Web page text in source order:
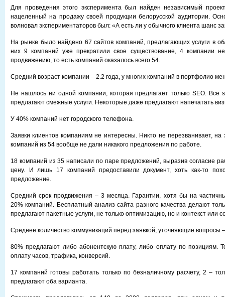
Для проведения этого эксперимента был найден независимый
нацеленный на продажу своей продукции белорусской аудитории.
волновал экспериментаторов был: «А есть ли у обычного клиента шанс
На рынке было найдено 67 сайтов компаний, предлагающих услуги в
них 9 компаний уже прекратили свое существование, 4 компании
продвижению, то есть компаний оказалось всего 54.
Средний возраст компании – 2.2 года, у многих компаний в портфолио
Не нашлось ни одной компании, которая предлагает только SEO. Все
предлагают смежные услуги. Некоторые даже предлагают напечатать
У 40% компаний нет городского телефона.
Заявки клиентов компаниям не интересны. Никто не перезванивает, на
компаний из 54 вообще не дали никакого предложения по работе.
18 компаний из 35 написали по паре предложений, выразив согласие
цену. И лишь 17 компаний предоставили документ, хоть как-то
предложение.
Средний срок продвижения – 3 месяца. Гарантии, хотя бы на
20% компаний. Бесплатный анализ сайта разного качества делают
предлагают пакетные услуги, не только оптимизацию, но и контекст или
Среднее количество коммуникаций перед заявкой, уточняющие вопросы
80% предлагают либо абонентскую плату, либо оплату по позициям.
оплату часов, трафика, конверсий.
17 компаний готовы работать только по безналичному расчету, 2 –
предлагают оба варианта.